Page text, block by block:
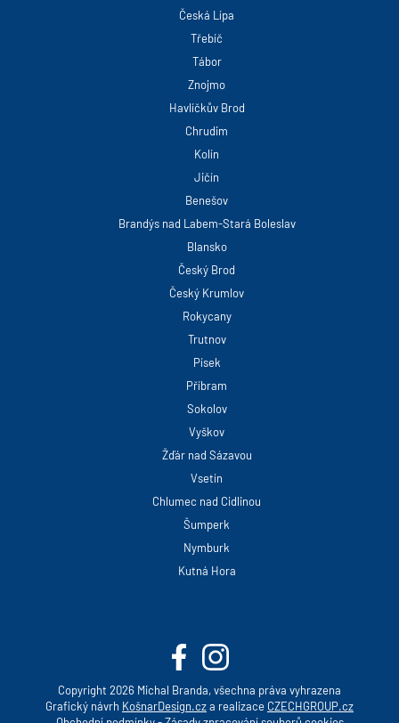
Česká Lípa
Třebíč
Tábor
Znojmo
Havlíčkův Brod
Chrudim
Kolín
Jičín
Benešov
Brandýs nad Labem-Stará Boleslav
Blansko
Český Brod
Český Krumlov
Rokycany
Trutnov
Písek
Příbram
Sokolov
Vyškov
Žďár nad Sázavou
Vsetín
Chlumec nad Cidlinou
Šumperk
Nymburk
Kutná Hora
Copyright 2026 Michal Branda, všechna práva vyhrazena
Grafický návrh KošnarDesign.cza realizace CZECHGROUP.cz